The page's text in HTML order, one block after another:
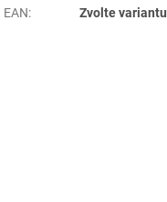
EAN: Zvolte variantu